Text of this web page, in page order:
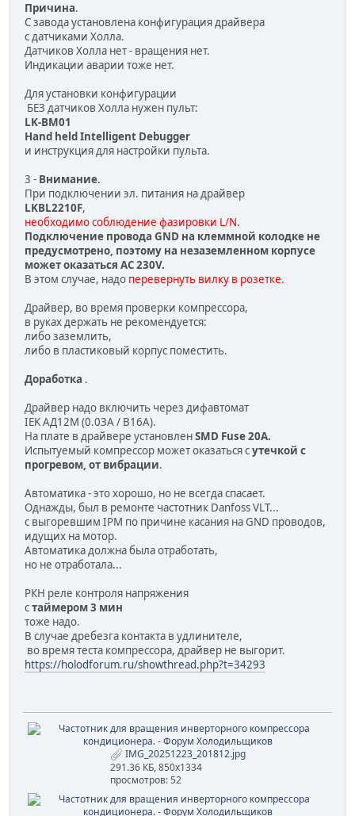
Причина.
С завода установлена конфигурация драйвера
с датчиками Холла.
Датчиков Холла нет - вращения нет.
Индикации аварии тоже нет.
Для установки конфигурации
БЕЗ датчиков Холла нужен пульт:
LK-BM01
Hand held Intelligent Debugger
и инструкция для настройки пульта.
3 - Внимание.
При подключении эл. питания на драйвер
LKBL2210F,
необходимо соблюдение фазировки L/N.
Подключение провода GND на клеммной колодке не
предусмотрено, поэтому на незаземленном корпусе
может оказаться АС 230V.
В этом случае, надо перевернуть вилку в розетке.
Драйвер, во время проверки компрессора,
в руках держать не рекомендуется:
либо заземлить,
либо в пластиковый корпус поместить.
Доработка .
Драйвер надо включить через дифавтомат
IEK АД12М (0.03A / B16А).
На плате в драйвере установленSMD Fuse 20A.
Испытуемый компрессор может оказаться сутечкой с
прогревом, от вибрации.
Автоматика - это хорошо, но не всегда спасает.
Однажды, был в ремонте частотник Danfoss VLT...
с выгоревшим IPM по причине касания на GND проводов,
идущих на мотор.
Автоматика должна была отработать,
но не отработала...
РКН реле контроля напряжения
стаймером 3 мин
тоже надо.
В случае дребезга контакта в удлинителе,
во время теста компрессора, драйвер не выгорит.
https://holodforum.ru/showthread.php?t=34293
IMG_20251223_201812.jpg
291.36 КБ, 850x1334
просмотров: 52